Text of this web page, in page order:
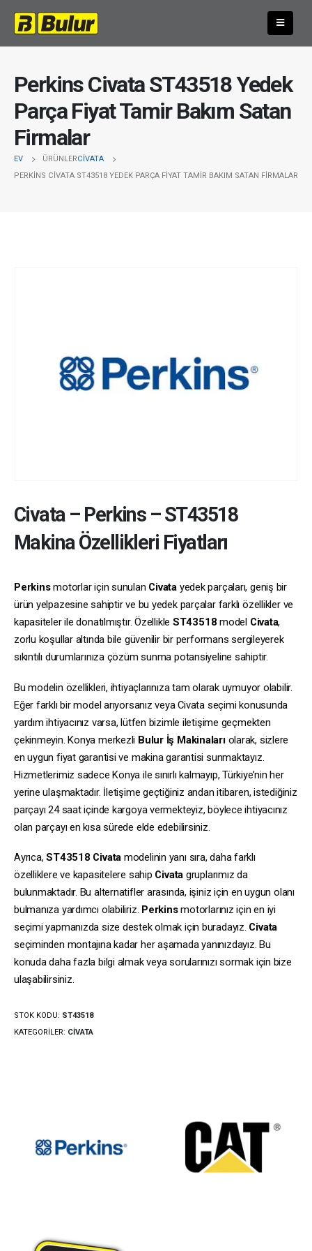
Perkins Civata ST43518 Yedek
Parça Fiyat Tamir Bakım Satan
Firmalar
EV ÜRÜNLERCIVATA
PERKINS CIVATA ST43518 YEDEK PARÇA FIYAT TAMIR BAKIM SATAN FIRMALAR
Civata– Perkins–ST43518
Makina Özellikleri Fiyatları
Perkinsmotorlar için sunulan Civata yedek parçaları, geniş bir
ürün yelpazesine sahiptir ve bu yedek parçalar farklı özellikler ve
kapasiteler ile donatılmıştır. Özellikle ST43518 model Civata,
zorlu koşullar altında bile güvenilir bir performans sergileyerek
sıkıntılı durumlarınıza çözüm sunma potansiyeline sahiptir.
Bu modelin özellikleri, ihtiyaçlarınıza tam olarak uymuyor olabilir.
Eğer farklı bir model arıyorsanız veya Civata seçimi konusunda
yardım ihtiyacınız varsa, lütfen bizimle iletişime geçmekten
çekinmeyin. Konya merkezli Bulur İş Makinalarıolarak, sizlere
en uygun fiyat garantisi ve makina garantisi sunmaktayız.
Hizmetlerimiz sadece Konya ile sınırlı kalmayıp, Türkiye’nin her
yerine ulaşmaktadır. İletişime geçtiğiniz andan itibaren, istediğiniz
parçayı 24 saat içinde kargoya vermekteyiz, böylece ihtiyacınız
olan parçayı en kısa sürede elde edebilirsiniz.
Ayrıca,ST43518 Civata modelinin yanı sıra, daha farklı
özelliklere ve kapasitelere sahip Civata gruplarımız da
bulunmaktadır. Bu alternatifler arasında, işiniz için en uygun olanı
bulmanıza yardımcı olabiliriz. Perkinsmotorlarınız için en iyi
seçimi yapmanızda size destek olmak için buradayız. Civata
seçiminden montajına kadar her aşamada yanınızdayız. Bu
konuda daha fazla bilgi almak veya sorularınızı sormak için bize
ulaşabilirsiniz.
STOK KODU: ST43518
KATEGORILER: CIVATA